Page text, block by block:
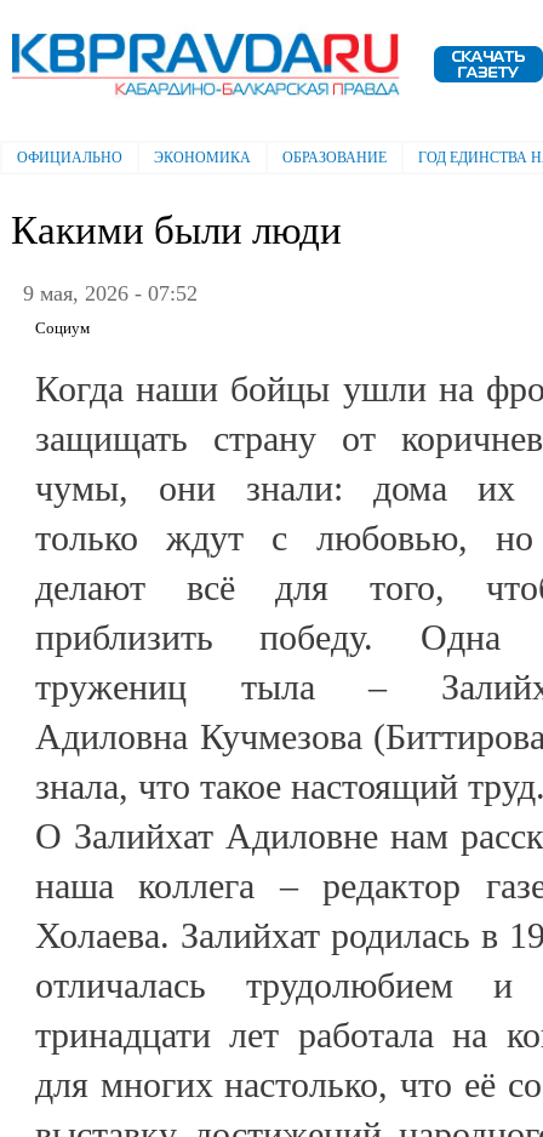
Электронная газета "Кабардино-
Балкарская правда"
Главное меню
ОФИЦИАЛЬНО ЭКОНОМИКА ОБРАЗОВАНИЕ ГОД ЕДИНСТВА
Какими были люди
9 мая, 2026 - 07:52
Социум
Когда наши бойцы ушли на
защищать страну от
чумы, они знали: дома их
только ждут с любовью,
делают всё для того,
приблизить победу. Одна
тружениц тыла –
Адиловна Кучмезова
знала, что такое настоящий
О Залийхат Адиловне нам
наша коллега – редактор
Холаева. Залийхат родилась в
отличалась трудолюбием и
тринадцати лет работала на
для многих настолько, что её